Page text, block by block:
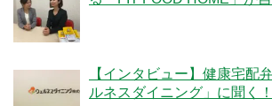
【インタビュー】健康宅配
ルネスダイニング」に聞く